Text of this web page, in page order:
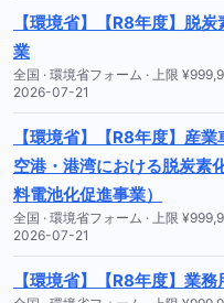
【環境省】【R8年度】脱
業
全国 · 環境省フォーム · 上限
2026-07-21
【環境省】【R8年度】産
空港・港湾における脱炭素
料電池化促進事業）
全国 · 環境省フォーム · 上限
2026-07-21
【環境省】【R8年度】業